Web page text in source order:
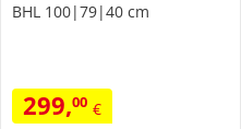
BHL 100|79|40 cm
299,00 €